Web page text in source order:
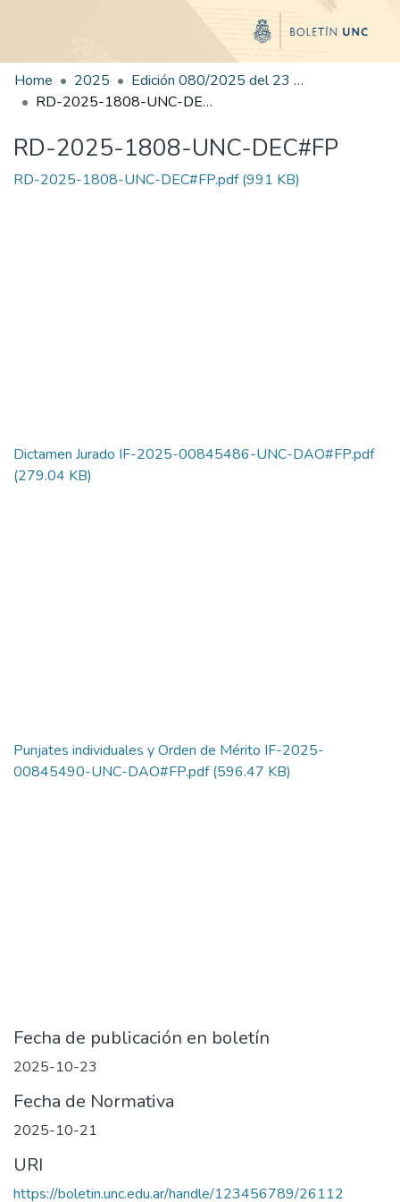
Home 2025
Edición 080/2025 del 23 de octubre de 2025
RD-2025-1808-UNC-DEC#FP
RD-2025-1808-UNC-DEC#FP
RD-2025-1808-UNC-DEC#FP.pdf(991 KB)
Dictamen Jurado IF-2025-00845486-UNC-DAO#FP.pdf
(279.04 KB)
Punjates individuales y Orden de Mérito IF-2025-
00845490-UNC-DAO#FP.pdf(596.47 KB)
Fecha de publicación en boletín
2025-10-23
Fecha de Normativa
2025-10-21
URI
https://boletin.unc.edu.ar/handle/123456789/26112